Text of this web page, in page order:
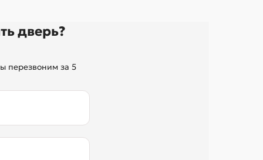
дверь?
перезвоним за 5